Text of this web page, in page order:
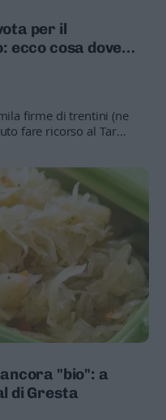
per il
ecco cosa dovete
firme di trentini (ne
fare ricorso al Tar
"bio": a
di Gresta